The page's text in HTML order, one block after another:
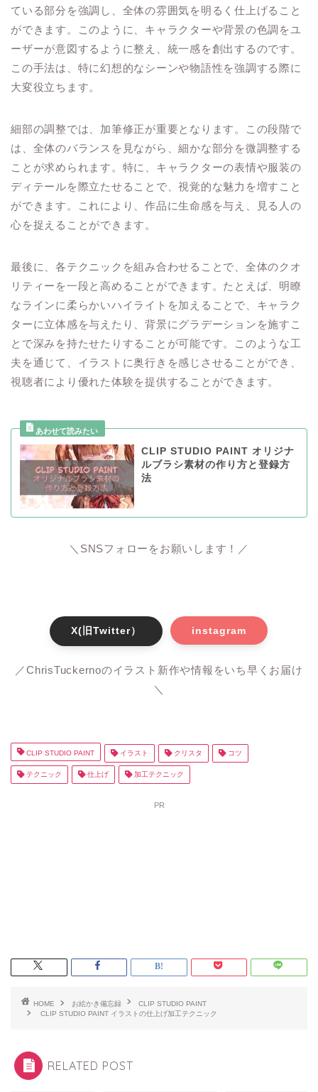
ている部分を強調し、全体の雰囲気を明るく仕上げること
ができます。このように、キャラクターや背景の色調をユ
ーザーが意図するように整え、統一感を創出するのです。
この手法は、特に幻想的なシーンや物語性を強調する際に
大変役立ちます。
細部の調整では、加筆修正が重要となります。この段階で
は、全体のバランスを見ながら、細かな部分を微調整する
ことが求められます。特に、キャラクターの表情や服装の
ディテールを際立たせることで、視覚的な魅力を増すこと
ができます。これにより、作品に生命感を与え、見る人の
心を捉えることができます。
最後に、各テクニックを組み合わせることで、全体のクオ
リティーを一段と高めることができます。たとえば、明瞭
なラインに柔らかいハイライトを加えることで、キャラク
ターに立体感を与えたり、背景にグラデーションを施すこ
とで深みを持たせたりすることが可能です。このような工
夫を通じて、イラストに奥行きを感じさせることができ、
視聴者により優れた体験を提供することができます。
CLIP STUDIO PAINT オリジナ
ルブラシ素材の作り方と登録方
法
＼SNSフォローをお願いします！／
X(旧Twitter） instagram
／ChrisTuckernoのイラスト新作や情報をいち早くお届け
＼
CLIP STUDIO PAINT イラスト クリスタ コツ
テクニック 仕上げ 加工テクニック
PR
HOME お絵かき備忘録
CLIP STUDIO PAINT
CLIP STUDIO PAINT イラストの仕上げ加工テクニック
RELATED POST